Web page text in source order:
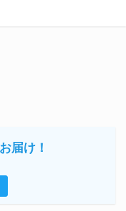
届け！